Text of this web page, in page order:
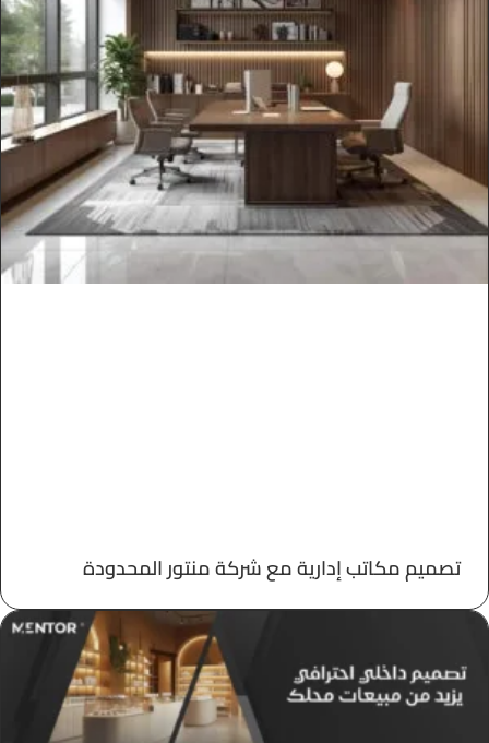
تصميم مكاتب إدارية​ مع شركة منتور المحدودة